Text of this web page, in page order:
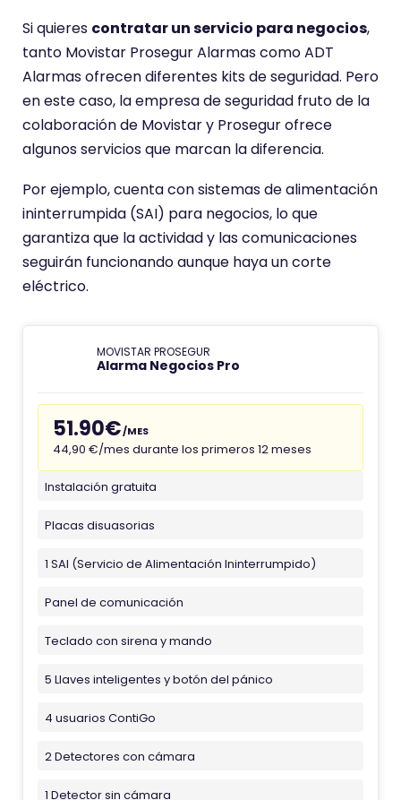
Si quieres contratar un servicio para negocios,
tanto Movistar Prosegur Alarmas como ADT
Alarmas ofrecen diferentes kits de seguridad. Pero
en este caso, la empresa de seguridad fruto de la
colaboración de Movistar y Prosegur ofrece
algunos servicios que marcan la diferencia.
Por ejemplo, cuenta con sistemas de alimentación
ininterrumpida (SAI) para negocios, lo que
garantiza que la actividad y las comunicaciones
seguirán funcionando aunque haya un corte
eléctrico.
MOVISTAR PROSEGUR
Alarma Negocios Pro
51.90€/MES
44,90 €/mes durante los primeros 12 meses
Instalación gratuita
Placas disuasorias
1 SAI (Servicio de Alimentación Ininterrumpido)
Panel de comunicación
Teclado con sirena y mando
5 Llaves inteligentes y botón del pánico
4 usuarios ContiGo
2 Detectores con cámara
1 Detector sin cámara